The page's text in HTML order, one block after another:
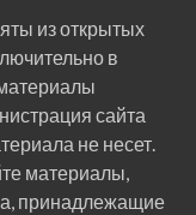
из открытых
в
сайта
не несет.
материалы,
принадлежащие